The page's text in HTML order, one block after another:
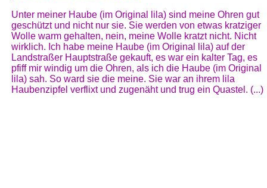
Unter meiner Haube (im Original lila) sind meine Ohren gut
geschützt und nicht nur sie. Sie werden von etwas kratziger
Wolle warm gehalten, nein, meine Wolle kratzt nicht. Nicht
wirklich. Ich habe meine Haube (im Original lila) auf der
Landstraßer Hauptstraße gekauft, es war ein kalter Tag, es
pfiff mir windig um die Ohren, als ich die Haube (im Original
lila) sah. So ward sie die meine. Sie war an ihrem lila
Haubenzipfel verflixt und zugenäht und trug ein Quastel. (...)